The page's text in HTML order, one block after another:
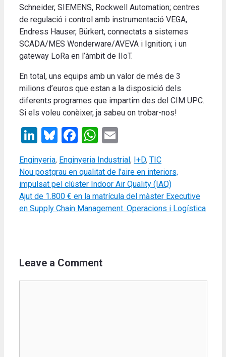
Schneider, SIEMENS, Rockwell Automation; centres
de regulació i control amb instrumentació VEGA,
Endress Hauser, Bürkert, connectats a sistemes
SCADA/MES Wonderware/AVEVA i Ignition; i un
gateway LoRa en l’àmbit de IIoT.
En total, uns equips amb un valor de més de 3
milions d’euros que estan a la disposició dels
diferents programes que impartim des del CIM UPC.
Si els voleu conèixer, ja sabeu on trobar-nos!
LinkedIn
Bluesky
Facebook
WhatsApp
Categories
Enginyeria, Enginyeria Industrial , I+D, TIC
Nou postgrau en qualitat de l’aire en interiors,
impulsat pel clúster Indoor Air Quality (IAQ)
Ajut de 1.800 € en la matrícula del màster Executive
en Supply Chain Management. Operacions i Logística
Leave a Comment